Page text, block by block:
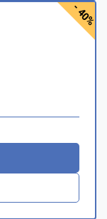
- 40%